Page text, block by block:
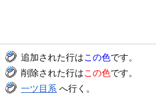
追加された行はこの色です。
削除された行はこの色です。
一ツ目系 へ行く。